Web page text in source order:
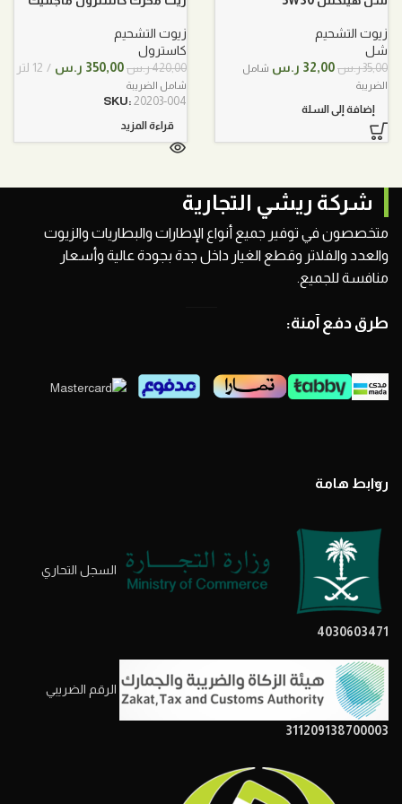
زيوت التشحيم
شل
35,00ر.س السعر
35,00 ر.س.
32,00 ر.س السعر
شامل
الضريبة
إضافة إلى السلة
زيوت التشحيم
كاسترول
420,00ر.س السعر
هو:
350,00 ر.س السعر
12 لتر
شامل الضريبة
SKU: 20203-004
قراءة المزيد
شركة ريشي التجارية
متخصصون في توفير جميع أنواع الإطارات والبطاريات والزيوت
والعدد والفلاتر وقطع الغيار داخل جدة بجودة عالية وأسعار
منافسة للجميع.
طرق دفع آمنة:
روابط هامة
السجل التحاري
4030603471
الرقم الضريبي
311209138700003